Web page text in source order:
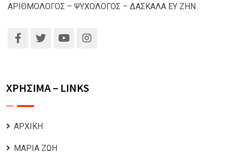
ΑΡΙΘΜΟΛΟΓΟΣ – ΨΥΧΟΛΟΓΟΣ – ΔΑΣΚΑΛΑ ΕΥ ΖΗΝ
ΧΡΗΣΙΜΑ – LINKS
ΑΡΧΙΚΗ
ΜΑΡΙΑ ΖΩΗ